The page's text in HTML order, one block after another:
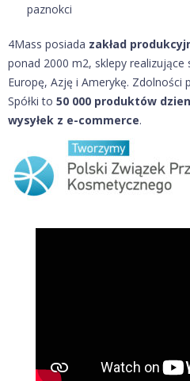
paznokci
4Mass posiada zakład
ponad 2000 m2, sklepy realizujące
Europę, Azję i Amerykę. Zdolności
Spółki to 50 000 produktów
wysyłek z e-commerce.